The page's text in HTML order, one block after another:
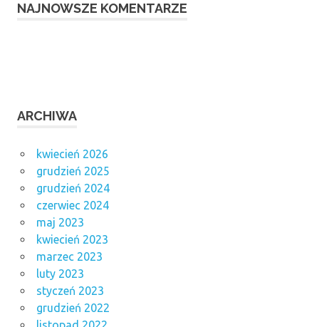
NAJNOWSZE KOMENTARZE
ARCHIWA
kwiecień 2026
grudzień 2025
grudzień 2024
czerwiec 2024
maj 2023
kwiecień 2023
marzec 2023
luty 2023
styczeń 2023
grudzień 2022